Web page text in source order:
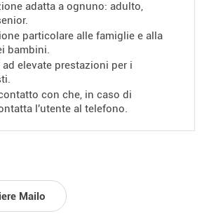
adatta a ognuno: adulto,
particolare alle famiglie e alla
bambini.
elevate prestazioni per i
con che, in caso di
l'utente al telefono.
Mailo